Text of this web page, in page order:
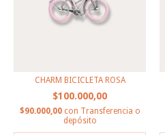
CHARM BICICLETA ROSA
$100.000,00
$90.000,00 con Transferencia o
depósito